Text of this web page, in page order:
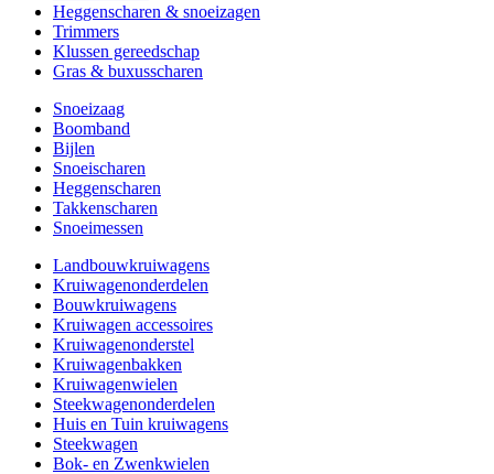
Heggenscharen & snoeizagen
Trimmers
Klussen gereedschap
Gras & buxusscharen
Snoeizaag
Boomband
Bijlen
Snoeischaren
Heggenscharen
Takkenscharen
Snoeimessen
Landbouwkruiwagens
Kruiwagenonderdelen
Bouwkruiwagens
Kruiwagen accessoires
Kruiwagenonderstel
Kruiwagenbakken
Kruiwagenwielen
Steekwagenonderdelen
Huis en Tuin kruiwagens
Steekwagen
Bok- en Zwenkwielen